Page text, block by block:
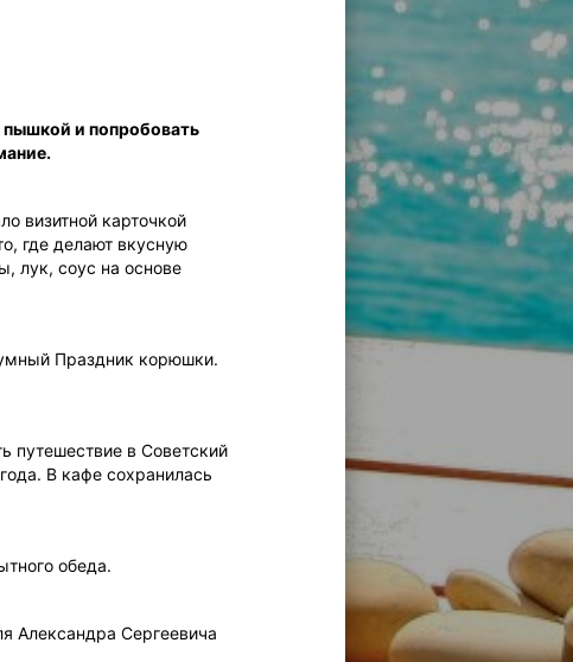
и попробовать
визитной карточкой
где делают вкусную
лук, соус на основе
Праздник корюшки.
путешествие в Советский
В кафе сохранилась
обеда.
Александра Сергеевича